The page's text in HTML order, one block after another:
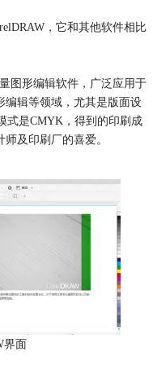
，它和其他软件相比
图形编辑软件，广泛应用于
编辑等领域，尤其是版面设
式是CMYK，得到的印刷成
及印刷厂的喜爱。
界面